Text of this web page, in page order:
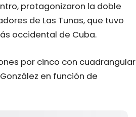
protagonizaron la doble
de Las Tunas, que tuvo
occidental de Cuba.
por cinco con cuadrangular
en función de